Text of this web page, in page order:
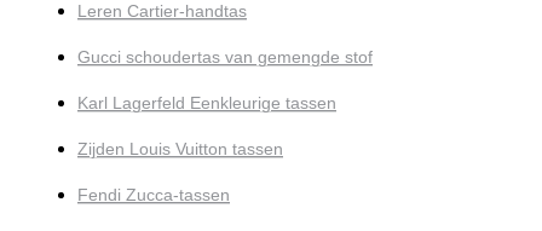
Leren Cartier-handtas
Gucci schoudertas van gemengde stof
Karl Lagerfeld Eenkleurige tassen
Zijden Louis Vuitton tassen
Fendi Zucca-tassen